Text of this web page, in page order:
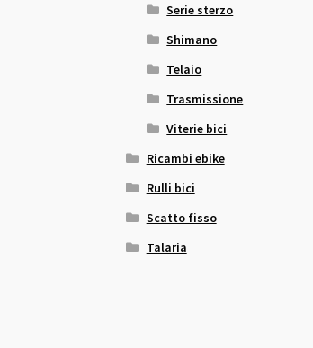
Serie sterzo
Shimano
Telaio
Trasmissione
Viterie bici
Ricambi ebike
Rulli bici
Scatto fisso
Talaria